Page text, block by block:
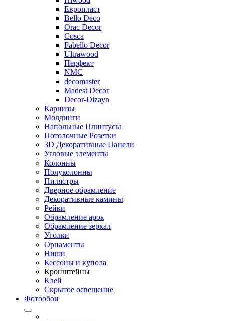
Европласт
Bello Deco
Orac Decor
Cosca
Fabello Decor
Ultrawood
Перфект
NMC
decomaster
Madest Decor
Decor-Dizayn
Карнизы
Молдинги
Напольные Плинтусы
Потолочные Розетки
3D Декоративные Панели
Угловые элементы
Колонны
Полуколонны
Пилястры
Дверное обрамление
Декоративные камины
Рейки
Обрамление арок
Обрамление зеркал
Уголки
Орнаменты
Ниши
Кессоны и купола
Кронштейны
Клей
Скрытое освещение
Фотообои